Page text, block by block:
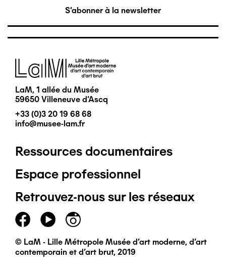
S'abonner à la newsletter
Image
LaM, 1 allée du Musée
59650 Villeneuve d'Ascq
+33 (0)3 20 19 68 68
info@musee-lam.fr
Pied
de
page
principal
Ressources documentaires
Espace professionnel
Retrouvez-nous sur les réseaux
© LaM - Lille Métropole Musée d'art moderne, d'art
contemporain et d'art brut, 2019